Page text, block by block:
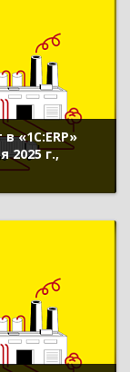
«1С:ERP»
2025 г.,